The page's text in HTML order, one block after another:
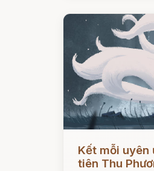
Đọc ngay
Kết mỗi uyên
tiên Thu